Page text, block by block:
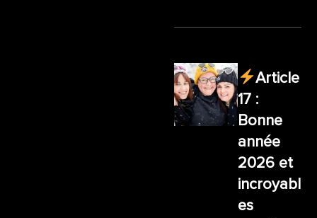
Article
17 :
Bonne
année
2026 et
incroyabl
es